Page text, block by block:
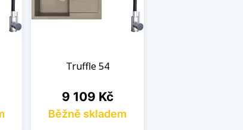
Truffle 54
Cena
9 109 Kč
Běžně skladem